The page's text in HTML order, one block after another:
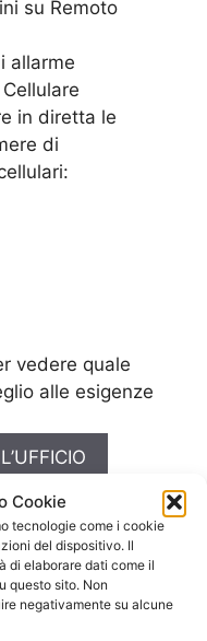
Cookie
tecnologie come i cookie
del dispositivo. Il
di elaborare dati come il
questo sito. Non
negativamente su alcune
su Remoto
allarme
in diretta le
di
vedere quale
alle esigenze